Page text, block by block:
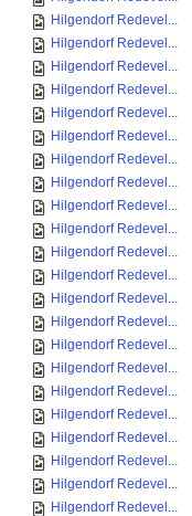
Hilgendorf Redevel...
Hilgendorf Redevel...
Hilgendorf Redevel...
Hilgendorf Redevel...
Hilgendorf Redevel...
Hilgendorf Redevel...
Hilgendorf Redevel...
Hilgendorf Redevel...
Hilgendorf Redevel...
Hilgendorf Redevel...
Hilgendorf Redevel...
Hilgendorf Redevel...
Hilgendorf Redevel...
Hilgendorf Redevel...
Hilgendorf Redevel...
Hilgendorf Redevel...
Hilgendorf Redevel...
Hilgendorf Redevel...
Hilgendorf Redevel...
Hilgendorf Redevel...
Hilgendorf Redevel...
Hilgendorf Redevel...